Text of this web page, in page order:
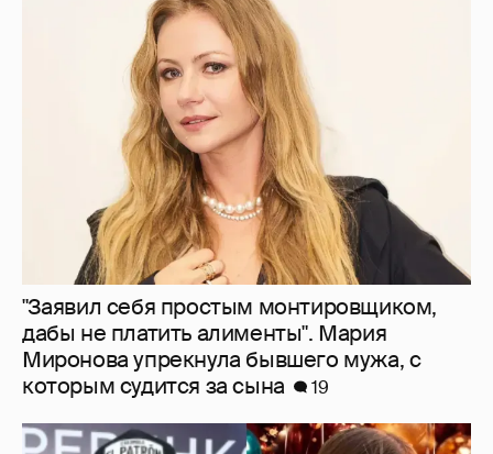
"Заявил себя простым монтировщиком,
дабы не платить алименты". Мария
Миронова упрекнула бывшего мужа, с
которым судится за сына
19